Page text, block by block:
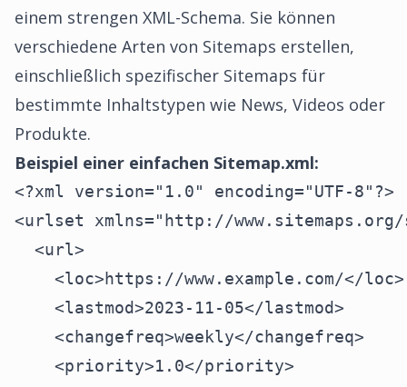
einem strengen XML-Schema. Sie können
verschiedene Arten von Sitemaps erstellen,
einschließlich spezifischer Sitemaps für
bestimmte Inhaltstypen wie News, Videos oder
Produkte.
Beispiel einer einfachen Sitemap.xml:
<?xml version="1.0" encoding="UTF-8"?>
<urlset xmlns="http://www.sitemaps.org/
  <url>
    <loc>https://www.example.com/</loc>
    <lastmod>2023-11-05</lastmod>
    <changefreq>weekly</changefreq>
    <priority>1.0</priority>